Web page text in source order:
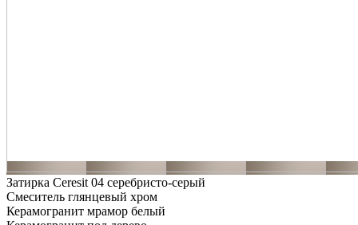
Затирка Ceresit 04 серебристо-серый
Смеситель глянцевый хром
Керамогранит мрамор белый